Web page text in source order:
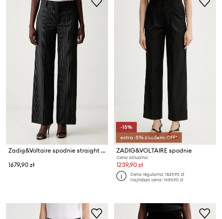
Zadig&Voltaire spodnie straight damskie PANOL
1679,90 zł
-15%
extra -5% z kodem: OFF*
ZADIG&VOLTAIRE spodnie
Cena aktualna:
1239,90 zł
Cena regularna:1829,90 zł
Najniższa cena:1459,90 zł